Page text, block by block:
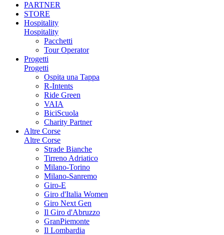
PARTNER
STORE
Hospitality
Hospitality
Pacchetti
Tour Operator
Progetti
Progetti
Ospita una Tappa
R-Intents
Ride Green
VAIA
BiciScuola
Charity Partner
Altre Corse
Altre Corse
Strade Bianche
Tirreno Adriatico
Milano-Torino
Milano-Sanremo
Giro-E
Giro d'Italia Women
Giro Next Gen
Il Giro d'Abruzzo
GranPiemonte
Il Lombardia